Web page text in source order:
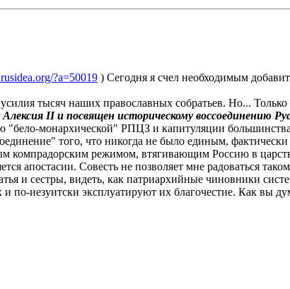
?a=50019 ) Сегодня я счел необходимым
тысяч наших православных собратьев. Но... Только
II и посвящен историческому воссоединению
монархической" РПЦЗ и капитуляции большинства
того, что никогда не было единым,
компрадорским режимом, втягивающим Россию в
апостасии. Совесть не позволяет мне радоваться
и сестры, видеть, как патриархийные чиновники
иезуитски эксплуатируют их благочестие. Как вы